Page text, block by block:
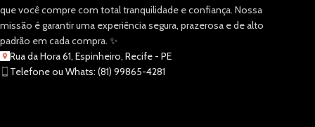
que você compre com total tranquilidade e confiança. Nossa
missão é garantir uma experiência segura, prazerosa e de alto
padrão em cada compra. ✨
Rua da Hora 61, Espinheiro, Recife - PE
Telefone ou Whats: (81) 99865-4281